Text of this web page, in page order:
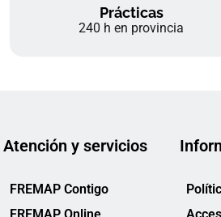
Prácticas
240 h en provincia
Atención y servicios
FREMAP Contigo